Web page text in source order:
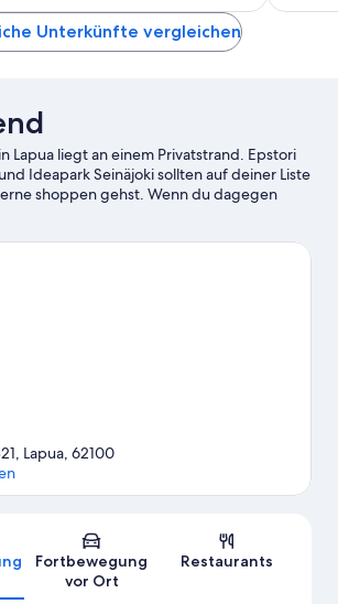
Unterkünfte vergleichen
Lapua liegt an einem Privatstrand. Epstori
Ideapark Seinäjoki sollten auf deiner Liste
shoppen gehst. Wenn du dagegen
Region bewunderst, bieten sich folgende
Dann ist ein Besuch dieser beiden
Karte
Lapua, 62100
Fortbewegung
vor Ort
Restaurants